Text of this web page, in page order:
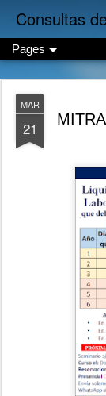
Consultas
Pages
MAR
21